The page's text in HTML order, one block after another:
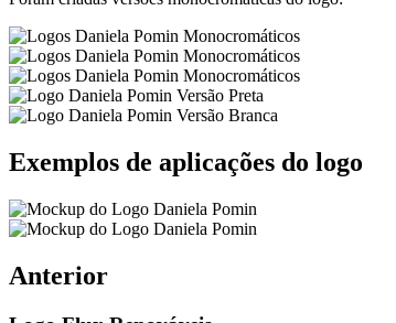
Exemplos de aplicações do logo
Anterior